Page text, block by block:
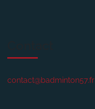
contact@badminton57.fr